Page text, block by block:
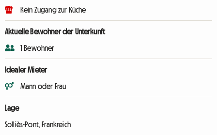
Kein Zugang zur Küche
Aktuelle Bewohner der Unterkunft
1 Bewohner
Idealer Mieter
Mann oder Frau
Lage
Solliès-Pont, Frankreich